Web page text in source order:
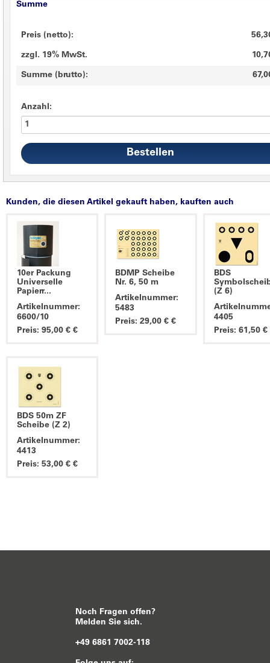
Summe
Preis (netto):
zzgl. 19% MwSt.
Summe (brutto):
Anzahl:
Kunden, die diesen Artikel gekauft haben, kauften auch
10er Packung
Universelle
Papierr...
Artikelnummer:
6600/10
Preis: 95,00 € €
BDMP Scheibe
Nr. 6, 50 m
Artikelnummer:
5483
Preis: 29,00 € €
BDS
(Z 6)
4405
Preis: 61,50 €
BDS 50m ZF
Scheibe (Z 2)
Artikelnummer:
4413
Preis: 53,00 € €
Noch Fragen offen?
Melden Sie sich.
+49 6861 7002-118